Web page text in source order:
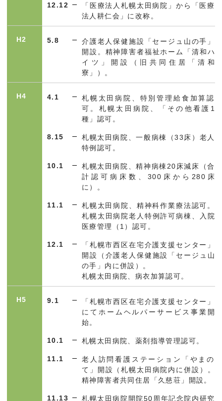
12.12
「医療法人札幌太田病院」から「医療
法人耕仁会」に改称。
H2 5.8
介護老人保健施設「セージュ山の手」
開設。精神障害者福祉ホーム「清和ハ
イツ」開設（旧共同住居「清和
寮」）。
H4 4.1
札幌太田病院、特別管理給食加算認
可。札幌太田病院、「その他看護1
種」認可。
8.15 札幌太田病院、一般病棟（33 床）老人
特例認可。
10.1 札幌太田病院、精神病棟 20 床減床（合
計認可病床数、 300 床から 280 床
に）。
11.1
札幌太田病院、精神科作業療法認可。
札幌太田病院老人特例許可病棟、入院
医療管理（1）認可。
12.1
「札幌市西区在宅介護支援センター」
開設（介護老人保健施設「セージュ山
の手」内に併設）。
札幌太田病院、病衣加算認可。
H5 9.1
「札幌市西区在宅介護支援センター」
にてホームヘルパーサービス事業開
始。
10.1 札幌太田病院、薬剤指導管理認可。
11.1
老人訪問看護ステーション「やまの
て」開設（札幌太田病院内に併設）。
精神障害者共同住居「久慈荘」開設。
11.13 札幌太田病院開院50 周年記念院内研究